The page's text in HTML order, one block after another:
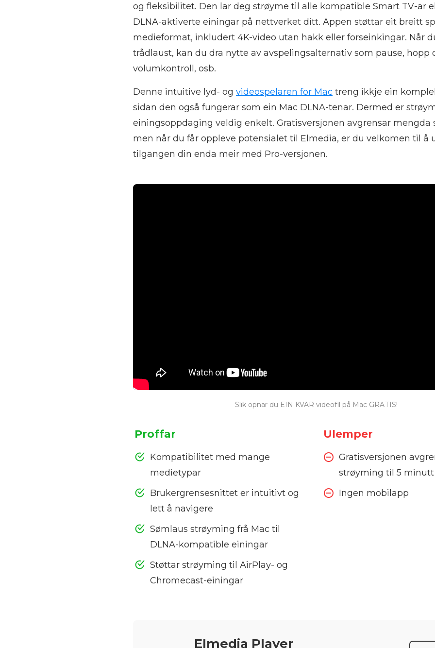
og fleksibilitet. Den lar deg strøyme til alle kompatible Smart TV-ar
DLNA-aktiverte einingar på nettverket ditt. Appen støttar eit breitt
medieformat, inkludert 4K-video utan hakk eller forseinkingar. Når
trådlaust, kan du dra nytte av avspelingsalternativ som pause, hopp
volumkontroll, osb.
Denne intuitive lyd- ogvideospelaren for Mac treng ikkje ein
sidan den også fungerar som ein Mac DLNA-tenar. Dermed er
einingsoppdaging veldig enkelt. Gratisversjonen avgrensar mengda
men når du får oppleve potensialet til Elmedia, er du velkomen til å
tilgangen din enda meir med Pro-versjonen.
Slik opnar du EIN KVAR videofil på Mac GRATIS!
Proffar
Kompatibilitet med mange
medietypar
Brukergrensesnittet er intuitivt og
lett å navigere
Sømlaus strøyming frå Mac til
DLNA-kompatible einingar
Støttar strøyming til AirPlay- og
Chromecast-einingar
Ulemper
Gratisversjonen
strøyming til 5 minutt
Ingen mobilapp
Elmedia Player